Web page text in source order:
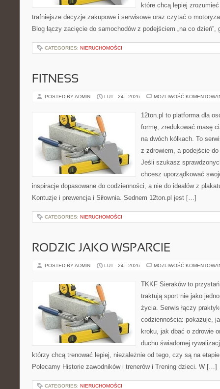
które chcą lepiej
trafniejsze decyzje zakupowe i serwisowe oraz czytać o
Blog łączy zacięcie do samochodów z podejściem „na co
CATEGORIES: NIERUCHOMOŚCI
FITNESS
POSTED BY ADMIN LUT - 24 - 2026 MOŻLIWOŚĆ
12ton.pl to platforma dla
formę, zredukować masę
na dwóch kółkach. To
z zdrowiem, a podejście
Jeśli szukasz
chcesz uporządkować
inspiracje dopasowane do codzienności, a nie do ideałów z
Kontuzje i prewencja i Siłownia. Sednem 12ton.pl jest […]
CATEGORIES: NIERUCHOMOŚCI
RODZIC JAKO WSPARCIE
POSTED BY ADMIN LUT - 24 - 2026 MOŻLIWOŚĆ
TKKF Sieraków to
traktują sport nie jako
życia. Serwis łączy
codziennością: pokazuje,
kroku, jak dbać o zdrowie
duchu świadomej
którzy chcą trenować lepiej, niezależnie od tego, czy są na
Polecamy Historie zawodników i trenerów i Trening dzieci. W […]
CATEGORIES: NIERUCHOMOŚCI